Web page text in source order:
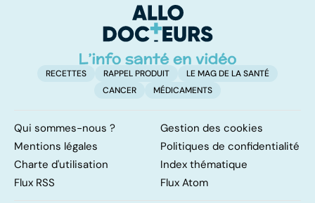
RECETTES RAPPEL PRODUIT
LE MAG DE LA SANTÉ
CANCER
MÉDICAMENTS
Qui sommes-nous ?
Gestion des cookies
Mentions légales
Politiques de confidentialité
Charte d'utilisation
Index thématique
Flux RSS
Flux Atom